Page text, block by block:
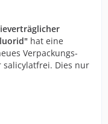
hat eine
Verpackungs-
Dies nur